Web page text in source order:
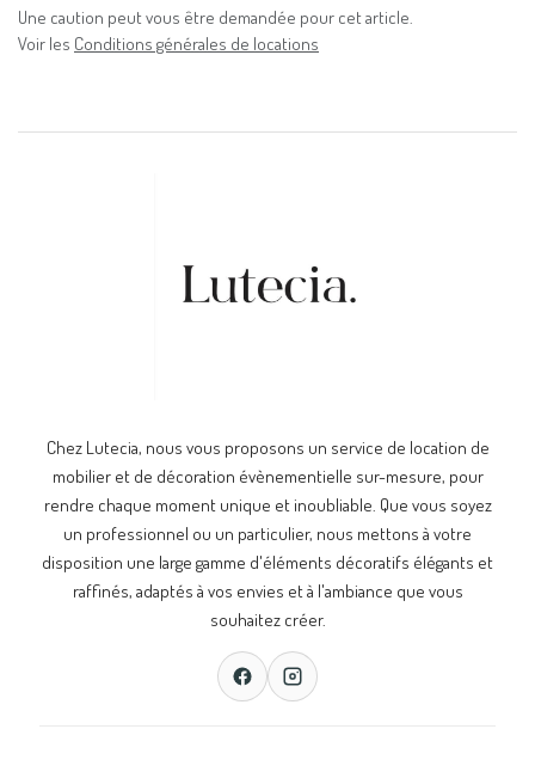
Une caution peut vous être demandée pour cet article.
Voir les Conditions générales de locations
Chez Lutecia, nous vous proposons un service de location de
mobilier et de décoration évènementielle sur-mesure, pour
rendre chaque moment unique et inoubliable. Que vous soyez
un professionnel ou un particulier, nous mettons à votre
disposition une large gamme d'éléments décoratifs élégants et
raffinés, adaptés à vos envies et à l'ambiance que vous
souhaitez créer.